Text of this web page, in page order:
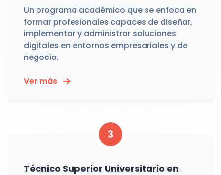
Un programa académico que se enfoca en
formar profesionales capaces de diseñar,
implementar y administrar soluciones
digitales en entornos empresariales y de
negocio.
Ver más
3
Técnico Superior Universitario en